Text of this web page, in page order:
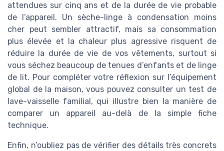
attendues sur cinq ans et de la durée de vie probable
de l’appareil. Un sèche-linge à condensation moins
cher peut sembler attractif, mais sa consommation
plus élevée et la chaleur plus agressive risquent de
réduire la durée de vie de vos vêtements, surtout si
vous séchez beaucoup de tenues d’enfants et de linge
de lit. Pour compléter votre réflexion sur l’équipement
global de la maison, vous pouvez consulter un test de
lave-vaisselle familial, qui illustre bien la manière de
comparer un appareil au-delà de la simple fiche
technique.
Enfin, n’oubliez pas de vérifier des détails très concrets